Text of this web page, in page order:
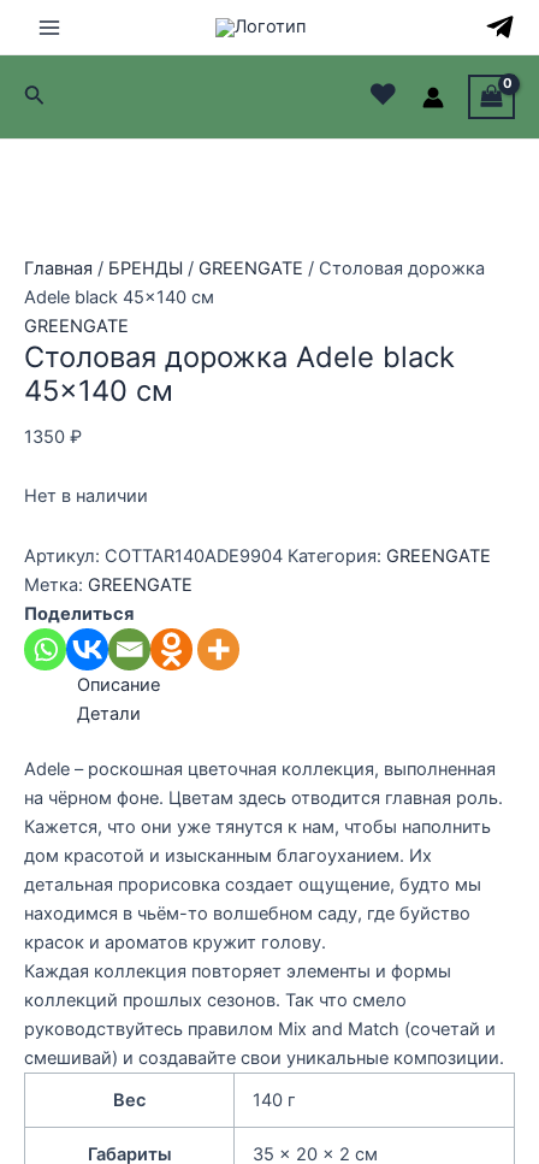
Main
Menu
Поиск ♥
Главная / БРЕНДЫ / GREENGATE / Столовая дорожка
Adele black 45×140 см
GREENGATE
Столовая дорожка Adele black
45×140 см
1350 ₽
Нет в наличии
Артикул: COTTAR140ADE9904 Категория: GREENGATE
Метка: GREENGATE
Поделиться
Описание
Детали
Adele – роскошная цветочная коллекция, выполненная
на чёрном фоне. Цветам здесь отводится главная роль.
Кажется, что они уже тянутся к нам, чтобы наполнить
дом красотой и изысканным благоуханием. Их
детальная прорисовка создает ощущение, будто мы
находимся в чьём-то волшебном саду, где буйство
красок и ароматов кружит голову.
Каждая коллекция повторяет элементы и формы
коллекций прошлых сезонов. Так что смело
руководствуйтесь правилом Mix and Match (сочетай и
смешивай) и создавайте свои уникальные композиции.
Вес
140 г
Габариты 35 × 20 × 2 см
Распродажа!
Распродажа!
Распродажа!
Распродажа!